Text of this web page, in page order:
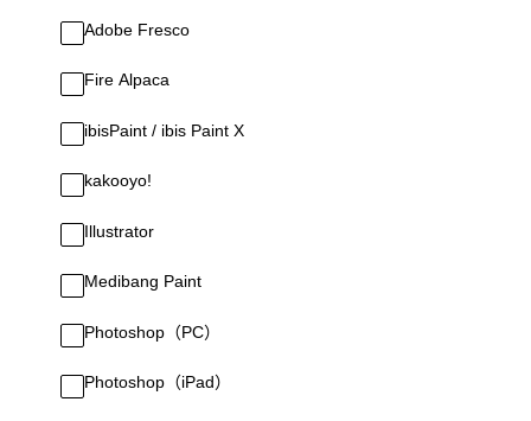
Adobe Fresco
Fire Alpaca
ibisPaint / ibis Paint X
kakooyo!
Illustrator
Medibang Paint
Photoshop（PC）
Photoshop（iPad）